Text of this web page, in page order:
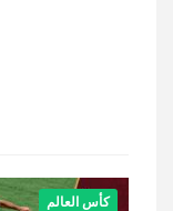
كأس العالم